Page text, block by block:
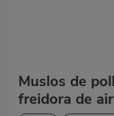
Muslos de
freidora de